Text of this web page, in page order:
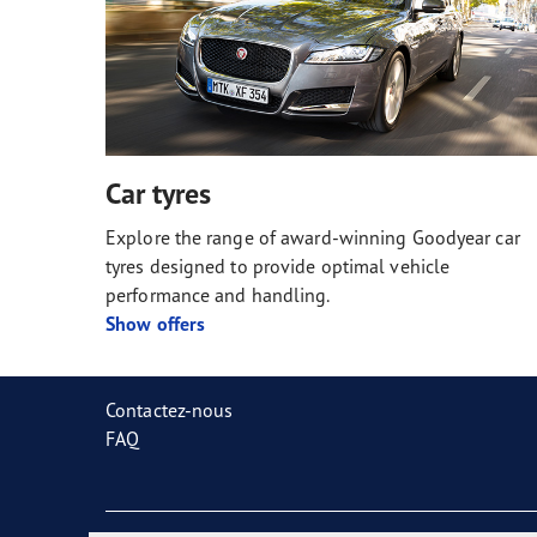
Car tyres
Explore the range of award-winning Goodyear car
tyres designed to provide optimal vehicle
performance and handling.
Show offers
Contactez-nous
FAQ